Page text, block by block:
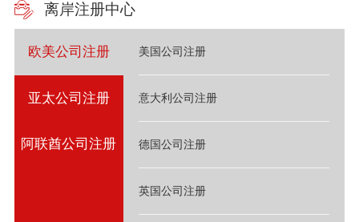
离岸注册中心
欧美公司注册
亚太公司注册
阿联酋公司注册
美国公司注册
意大利公司注册
德国公司注册
英国公司注册